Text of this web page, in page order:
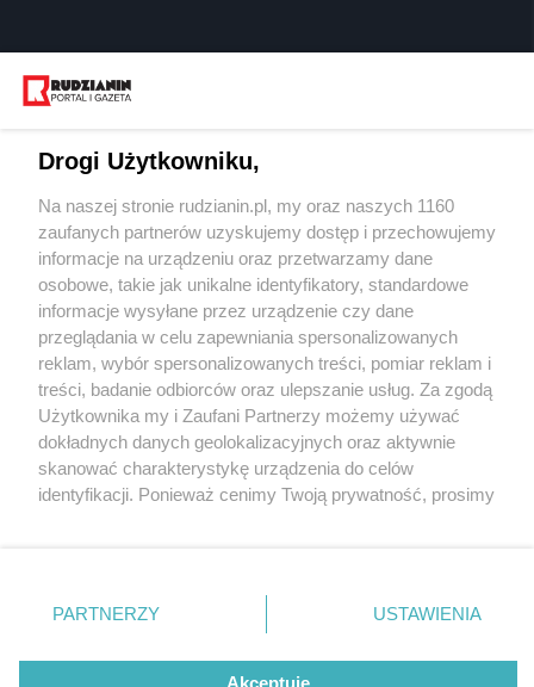
2 / 0
Wydawca mediów
Nie zapomnij
zapoznać się z:
polityką prywatności regulamin korzystania z portali
Twojemiasto
Piekary Śląskie
Chorzów
Tarnowskie Góry
Gliwice
Skontakuj sięz nami
Kontakt
Wydawca
Redakcja
Drogi Użytkowniku,
Na naszej stronie rudzianin.pl, my oraz naszych 1160
zaufanych partnerów uzyskujemy dostęp i przechowujemy
informacje na urządzeniu oraz przetwarzamy dane
osobowe, takie jak unikalne identyfikatory, standardowe
informacje wysyłane przez urządzenie czy dane
przeglądania w celu zapewniania spersonalizowanych
reklam, wybór spersonalizowanych treści, pomiar reklam i
treści, badanie odbiorców oraz ulepszanie usług. Za zgodą
Użytkownika my i Zaufani Partnerzy możemy używać
dokładnych danych geolokalizacyjnych oraz aktywnie
skanować charakterystykę urządzenia do celów
identyfikacji. Ponieważ cenimy Twoją prywatność, prosimy
prywatności znajdujący się w lewym dolnym rogu strony
. Niektóre rodzaje przetwarzania danych nie wymagają
zgody użytkownika, ale masz prawo sprzeciwić się
takiemu przetwarzaniu. Preferencje będą miały
PARTNERZY USTAWIENIA
Akceptuję